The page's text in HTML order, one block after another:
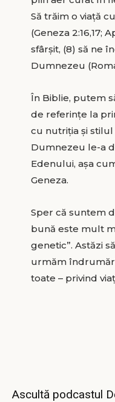
Să trăim o viață
(Geneza 2:16,17;
sfârșit, (8) să ne
Dumnezeu
În Biblie, putem
de referințe la
cu nutriția și
Dumnezeu le-a
Edenului, așa
Geneza.
Sper că suntem
bună este mult
genetic”. Astăzi
urmăm
toate – privind
Ascultă podcastul